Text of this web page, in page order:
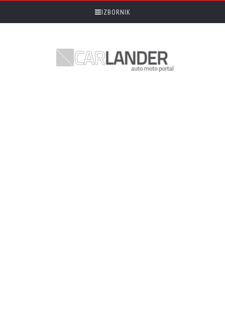
IZBORNIK